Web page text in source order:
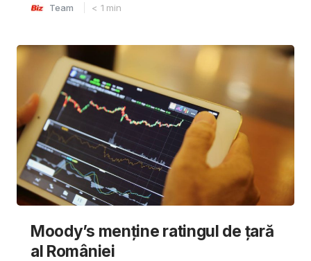
Team < 1 min
Moody’s menține ratingul de țară
al României